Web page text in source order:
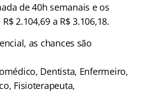
de 40h semanais e os
2.104,69 a R$ 3.106,18.
as chances são
Dentista, Enfermeiro,
Fisioterapeuta,